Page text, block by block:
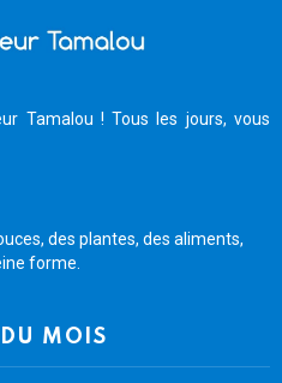
Tamalou ! Tous les jours, vous
des plantes, des aliments,
forme.
MOIS